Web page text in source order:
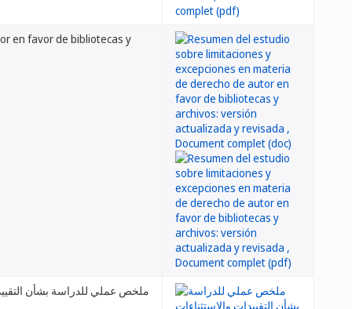
en favor de bibliotecas y
ملخص عملي للدراسة بشأن